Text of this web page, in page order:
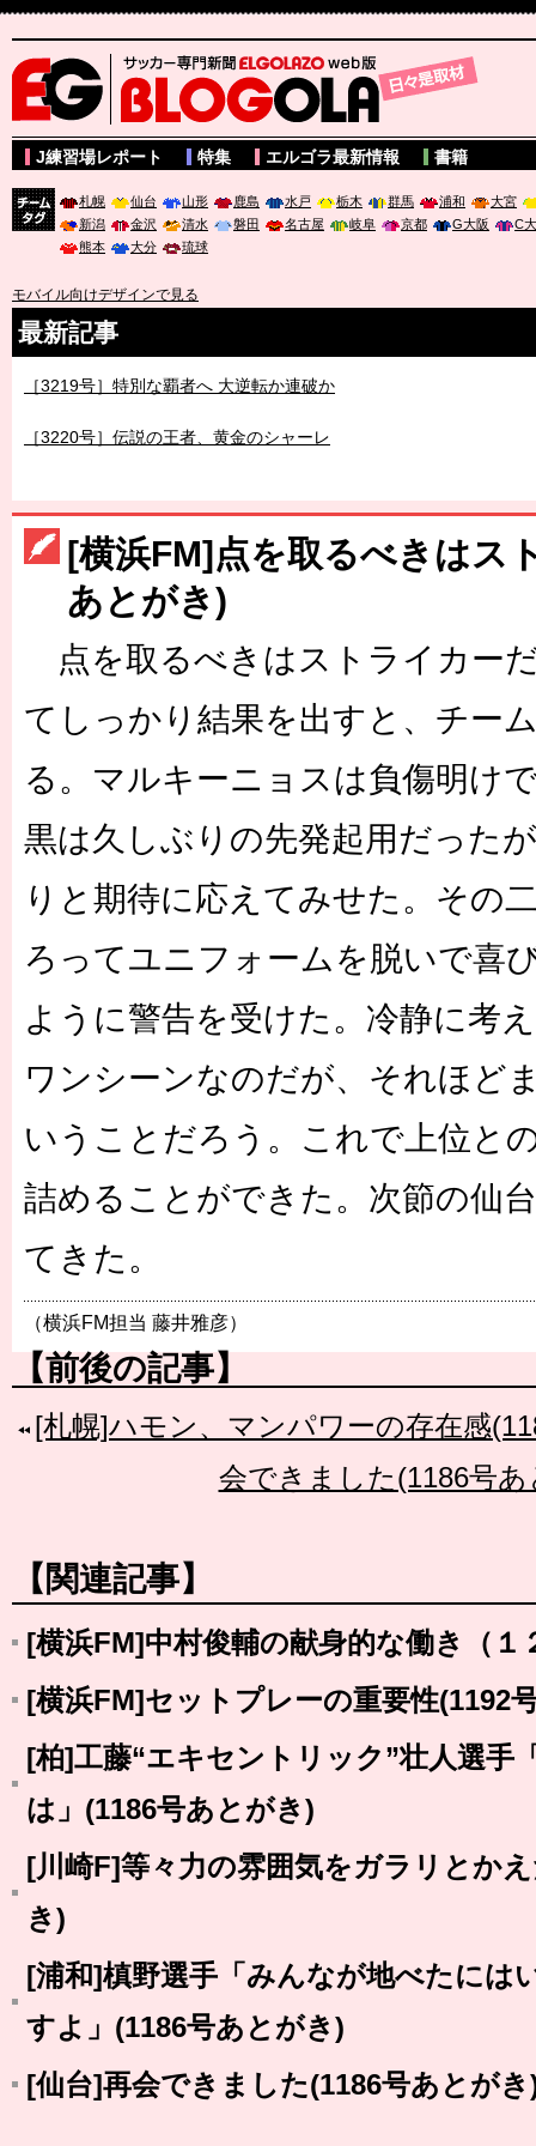
サッカー専門新聞ELGOLAZO web版 BLOGOLA
J練習場レポート 特集 エルゴラ最新情報 書籍
札幌 仙台 山形 鹿島 水戸 栃木 群馬 浦和
大宮
新潟
金沢 清水 磐田 名古屋 岐阜 京都 G大阪
C
熊本
大分 琉球
モバイル向けデザインで見る
最新記事
［3230号］世界一への夢は終わらない
［3223号］一丸。日本出陣
［3222号］史上最大のW杯開幕 注目は「個」
[横浜FM]点を取るべきはス
あとがき)
点を取るべきはストライカー
てしっかり結果を出すと、チー
る。マルキーニョスは負傷明け
黒は久しぶりの先発起用だった
りと期待に応えてみせた。その
ろってユニフォームを脱いで喜
ように警告を受けた。冷静に考
ワンシーンなのだが、それほど
いうことだろう。これで上位と
詰めることができた。次節の仙
てきた。
（横浜FM担当 藤井雅彦）
【前後の記事】
[札幌]ハモン、マンパワーの存在感
会できました(1186号
【関連記事】
[横浜FM]中村俊輔の献身的な働き（１
[横浜FM]セットプレーの重要性(1192
[柏]工藤“エキセントリック”壮人選手
は」(1186号あとがき)
[川崎F]等々力の雰囲気をガラリとか
き)
[浦和]槙野選手「みんなが地べたには
すよ」(1186号あとがき)
[仙台]再会できました(1186号あとがき